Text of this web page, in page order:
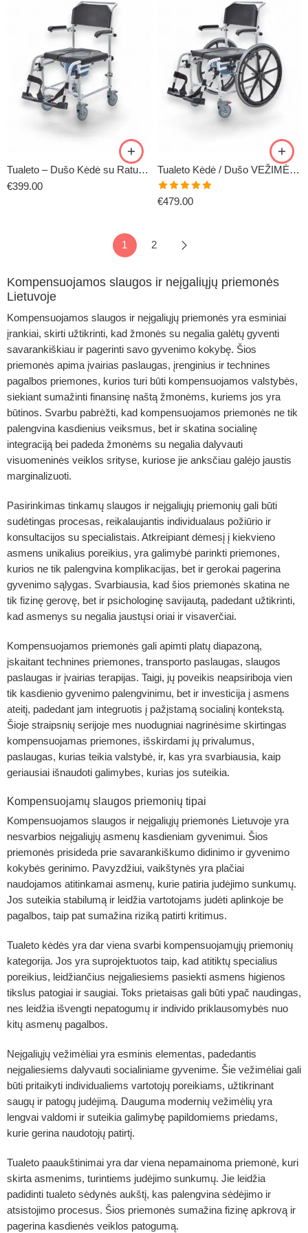
Tualeto – Dušo Kėdė su Ratukais
€399.00
Tualeto Kėdė / Dušo VEŽIMĖLIS AKVA GO
Įvertinimas:
€479.00
1 2
Kompensuojamos slaugos ir neįgaliųjų priemonės
Lietuvoje
Kompensuojamos slaugos ir neįgaliųjų priemonės yra esminiai
įrankiai, skirti užtikrinti, kad žmonės su negalia galėtų gyventi
savarankiškiau ir pagerinti savo gyvenimo kokybę. Šios
priemonės apima įvairias paslaugas, įrenginius ir technines
pagalbos priemones, kurios turi būti kompensuojamos valstybės,
siekiant sumažinti finansinę naštą žmonėms, kuriems jos yra
būtinos. Svarbu pabrėžti, kad kompensuojamos priemonės ne tik
palengvina kasdienius veiksmus, bet ir skatina socialinę
integraciją bei padeda žmonėms su negalia dalyvauti
visuomeninės veiklos srityse, kuriose jie anksčiau galėjo jaustis
marginalizuoti.
Pasirinkimas tinkamų slaugos ir neįgaliųjų priemonių gali būti
sudėtingas procesas, reikalaujantis individualaus požiūrio ir
konsultacijos su specialistais. Atkreipiant dėmesį į kiekvieno
asmens unikalius poreikius, yra galimybė parinkti priemones,
kurios ne tik palengvina komplikacijas, bet ir gerokai pagerina
gyvenimo sąlygas. Svarbiausia, kad šios priemonės skatina ne
tik fizinę gerovę, bet ir psichologinę savijautą, padedant užtikrinti,
kad asmenys su negalia jaustųsi oriai ir visaverčiai.
Kompensuojamos priemonės gali apimti platų diapazoną,
įskaitant technines priemones, transporto paslaugas, slaugos
paslaugas ir įvairias terapijas. Taigi, jų poveikis neapsiriboja vien
tik kasdienio gyvenimo palengvinimu, bet ir investicija į asmens
ateitį, padedant jam integruotis į pažįstamą socialinį kontekstą.
Šioje straipsnių serijoje mes nuodugniai nagrinėsime skirtingas
kompensuojamas priemones, išskirdami jų privalumus,
paslaugas, kurias teikia valstybė, ir, kas yra svarbiausia, kaip
geriausiai išnaudoti galimybes, kurias jos suteikia.
Kompensuojamų slaugos priemonių tipai
Kompensuojamos slaugos ir neįgaliųjų priemonės Lietuvoje yra
nesvarbios neįgaliųjų asmenų kasdieniam gyvenimui. Šios
priemonės prisideda prie savarankiškumo didinimo ir gyvenimo
kokybės gerinimo. Pavyzdžiui, vaikštynės yra plačiai
naudojamos atitinkamai asmenų, kurie patiria judėjimo sunkumų.
Jos suteikia stabilumą ir leidžia vartotojams judėti aplinkoje be
pagalbos, taip pat sumažina riziką patirti kritimus.
Tualeto kėdės yra dar viena svarbi kompensuojamųjų priemonių
kategorija. Jos yra suprojektuotos taip, kad atitiktų specialius
poreikius, leidžiančius neįgaliesiems pasiekti asmens higienos
tikslus patogiai ir saugiai. Toks prietaisas gali būti ypač naudingas,
nes leidžia išvengti nepatogumų ir individo priklausomybės nuo
kitų asmenų pagalbos.
Neįgaliųjų vežimėliai yra esminis elementas, padedantis
neįgaliesiems dalyvauti socialiniame gyvenime. Šie vežimėliai gali
būti pritaikyti individualiems vartotojų poreikiams, užtikrinant
saugų ir patogų judėjimą. Dauguma modernių vežimėlių yra
lengvai valdomi ir suteikia galimybę papildomiems priedams,
kurie gerina naudotojų patirtį.
Tualeto paaukštinimai yra dar viena nepamainoma priemonė, kuri
skirta asmenims, turintiems judėjimo sunkumų. Jie leidžia
padidinti tualeto sėdynės aukštį, kas palengvina sėdėjimo ir
atsistojimo procesus. Šios priemonės sumažina fizinę apkrovą ir
pagerina kasdienės veiklos patogumą.